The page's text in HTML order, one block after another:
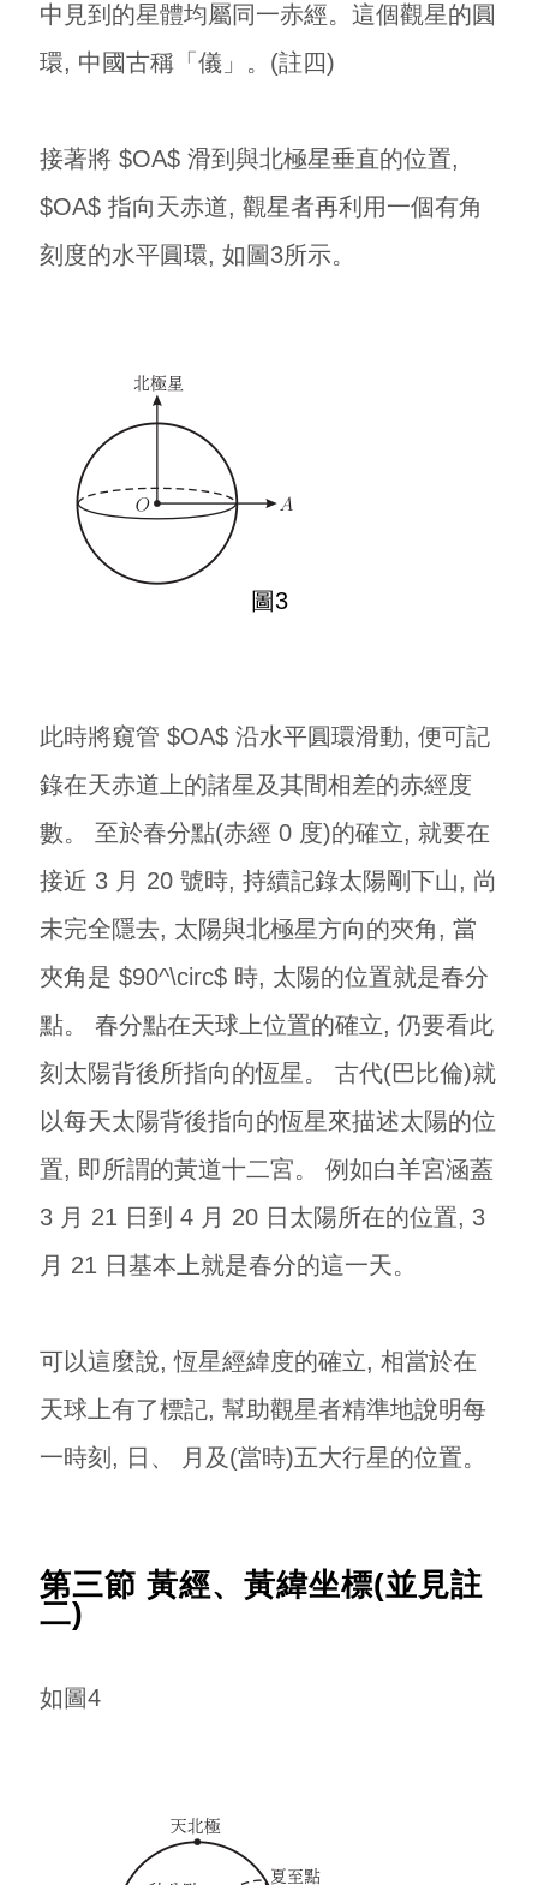
中見到的星體均屬同一赤經。這個觀星的圓
環, 中國古稱「儀」。(註四)
接著將 $OA$ 滑到與北極星垂直的位置,
$OA$ 指向天赤道, 觀星者再利用一個有角
刻度的水平圓環, 如圖3所示。
圖3
此時將窺管 $OA$ 沿水平圓環滑動, 便可記
錄在天赤道上的諸星及其間相差的赤經度
數。 至於春分點(赤經 0 度)的確立, 就要在
接近 3 月 20 號時, 持續記錄太陽剛下山, 尚
未完全隱去, 太陽與北極星方向的夾角, 當
夾角是 $90^\circ$ 時, 太陽的位置就是春分
點。 春分點在天球上位置的確立, 仍要看此
刻太陽背後所指向的恆星。 古代(巴比倫)就
以每天太陽背後指向的恆星來描述太陽的位
置, 即所謂的黃道十二宮。 例如白羊宮涵蓋
3 月 21 日到 4 月 20 日太陽所在的位置, 3
月 21 日基本上就是春分的這一天。
可以這麼說, 恆星經緯度的確立, 相當於在
天球上有了標記, 幫助觀星者精準地說明每
一時刻, 日、 月及(當時)五大行星的位置。
第三節 黃經、黃緯坐標(並見註
二)
如圖4